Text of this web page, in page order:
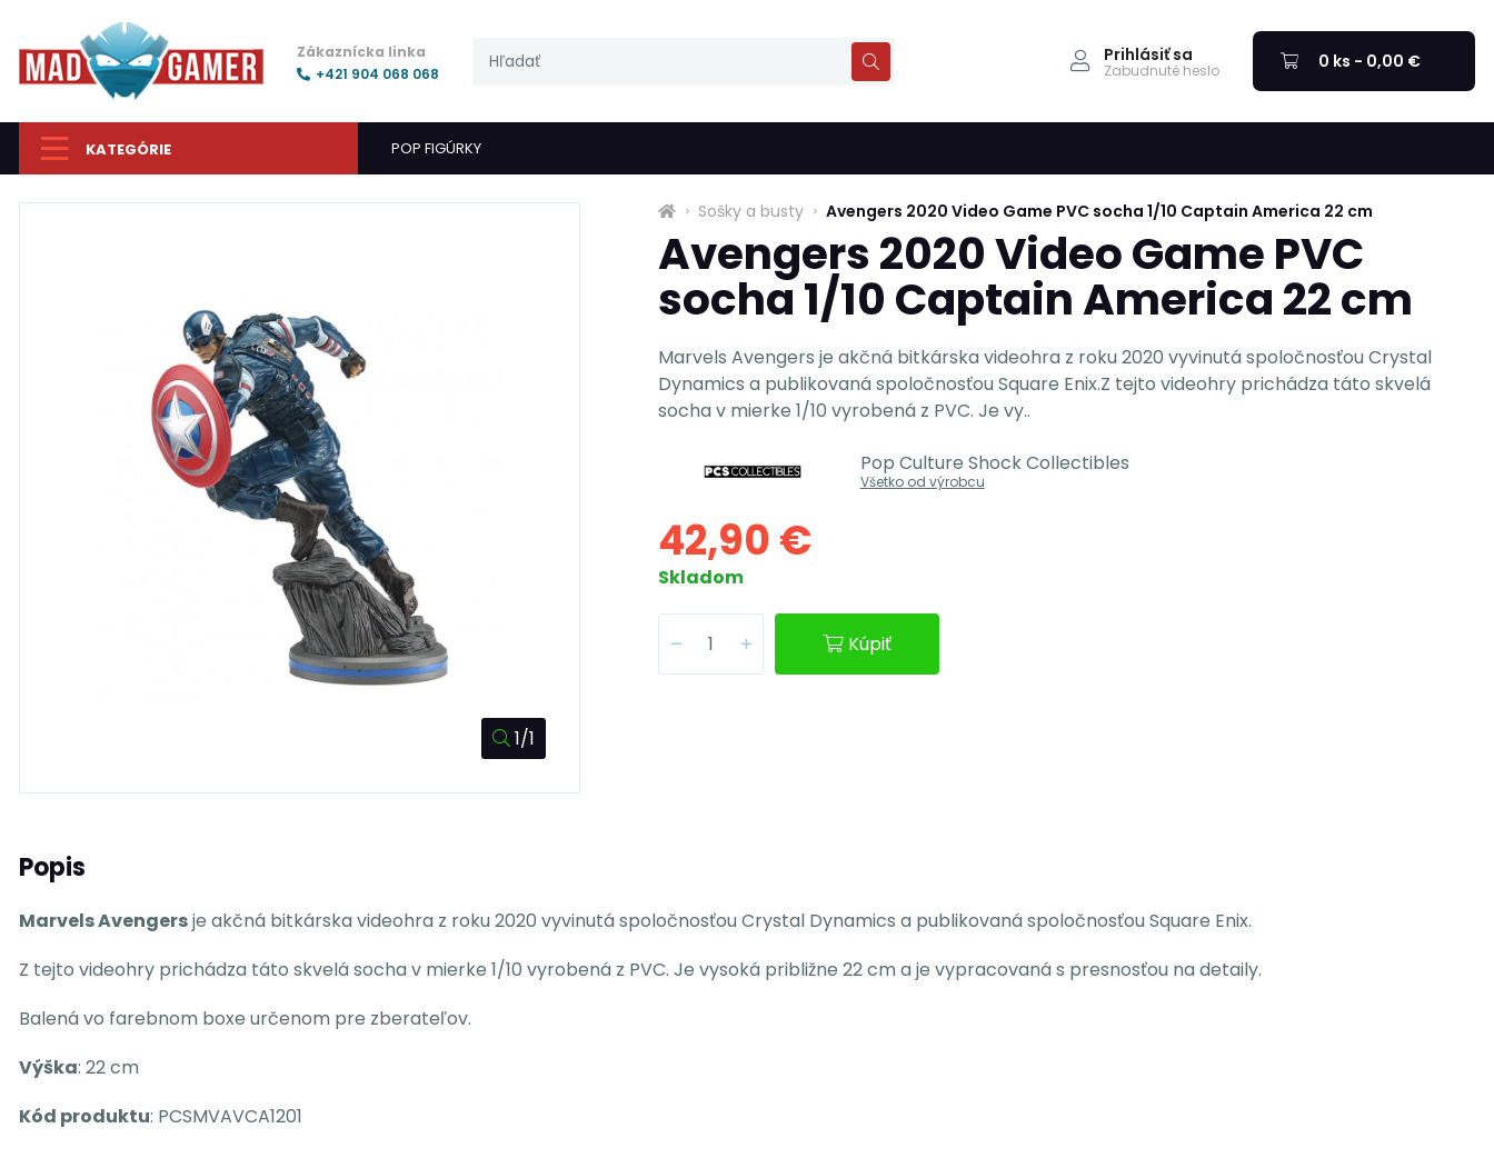
Zákaznícka linka
+421 904 068 068
Prihlásiť sa
Zabudnuté heslo 0 ks - 0,00 €
KATEGÓRIE POP FIGÚRKY
1/1
Sošky a busty Avengers 2020 Video Game PVC socha 1/10 Captain America 22 cm
Avengers 2020 Video Game PVC
socha 1/10 Captain America 22 cm
Marvels Avengers je akčná bitkárska videohra z roku 2020 vyvinutá spoločnosťou Crystal
Dynamics a publikovaná spoločnosťou Square Enix.Z tejto videohry prichádza táto skvelá
socha v mierke 1/10 vyrobená z PVC. Je vy..
Pop Culture Shock Collectibles
Všetko od výrobcu
42,90 €
Skladom
Kúpiť
Popis
Marvels Avengersje akčná bitkárska videohra z roku 2020 vyvinutá spoločnosťou Crystal Dynamics a publikovaná spoločnosťou Square Enix.
Z tejto videohry prichádza táto skvelá socha v mierke 1/10 vyrobená z PVC. Je vysoká približne 22 cm a je vypracovaná s presnosťou na detaily.
Balená vo farebnom boxe určenom pre zberateľov.
Výška: 22 cm
Kód produktu: PCSMVAVCA1201